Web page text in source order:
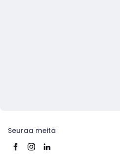
Seuraa meitä